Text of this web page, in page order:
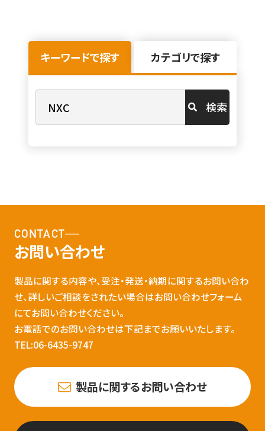
キーワードで探す カテゴリで探す
検索
CONTACT
お問い合わせ
製品に関する内容や、受注・発送・納期に関するお問い合わ
せ、詳しいご相談をされたい場合はお問い合わせフォーム
にてお問い合わせください。
お電話でのお問い合わせは下記までお願いいたします。
TEL:06-6435-9747
製品に関するお問い合わせ